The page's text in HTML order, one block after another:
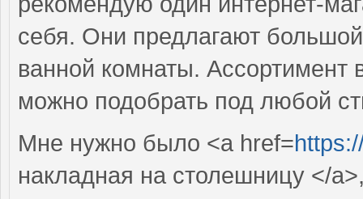
себя. Они предлагают
ванной комнаты. Ассортимент
можно подобрать под любой
Мне нужно было <a href=
накладная на столешницу </